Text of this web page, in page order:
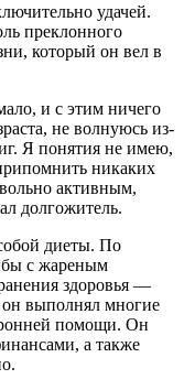
удачей.
преклонного
который он вел в
и с этим ничего
не волнуюсь из-
Я понятия не имею,
никаких
активным,
долгожитель.
диеты. По
с жареным
здоровья —
он выполнял многие
помощи. Он
а также